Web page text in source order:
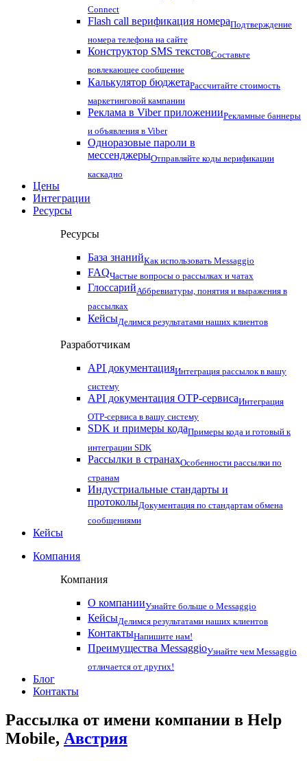
Connect
Flash call верификация номераПодтверждение
номера телефона на сайте
Конструктор SMS текстовСоставьте
вовлекающее сообщение
Калькулятор бюджетаРассчитайте стоимость
маркетинговой кампании
Реклама в Viber приложенииРекламные баннеры
и объявления в Viber
Одноразовые пароли в
мессенджерыОтправляйте коды верификации
каскадно
Цены
Интеграции
Ресурсы
Ресурсы
База знанийКак использовать Messaggio
FAQЧастые вопросы о рассылках и чатах
ГлоссарийАббревиатуры, понятия и выражения в
рассылках
КейсыДелимся результатами наших клиентов
Разработчикам
API документацияИнтеграция рассылок в вашу
систему
API документация OTP-сервисаИнтеграция
OTP-сервиса в вашу систему
SDK и примеры кодаПримеры кода и готовый к
интеграции SDK
Рассылки в странахОсобенности рассылки по
странам
Индустриальные стандарты и
протоколыДокументация по стандартам обмена
сообщениями
Кейсы
Компания
Компания
О компанииУзнайте больше о Messaggio
КейсыДелимся результатами наших клиентов
КонтактыНапишите нам!
Преимущества MessaggioУзнайте чем Messaggio
отличается от других!
Блог
Контакты
Рассылка от имени компании в Help
Mobile, Австрия